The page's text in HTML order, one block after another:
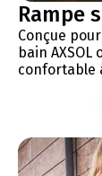
Rampe
Conçue
bain
confortable